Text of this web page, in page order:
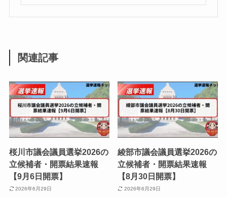
関連記事
桜川市議会議員選挙2026の
立候補者・開票結果速報
【9月6日開票】
2026年6月29日
綾部市議会議員選挙2026の
立候補者・開票結果速報
【8月30日開票】
2026年6月29日